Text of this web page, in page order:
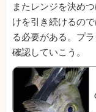
またレンジを決め
けを引き続けるの
る必要がある。プ
確認していこう。